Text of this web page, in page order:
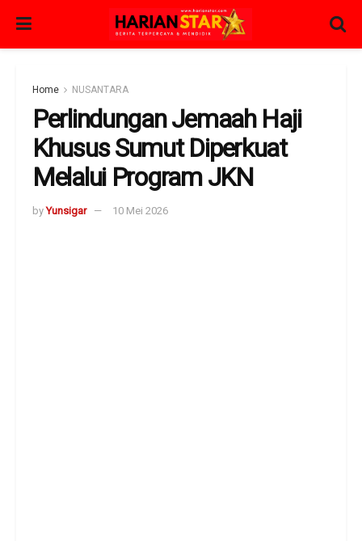
Home NUSANTARA
Perlindungan Jemaah Haji
Khusus Sumut Diperkuat
Melalui Program JKN
by Yunsigar 10 Mei 2026